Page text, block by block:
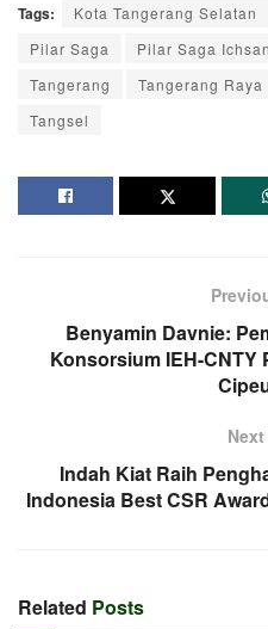
Tags: Kota Tangerang Selatan
Pilar Saga
Pilar Saga Ichsan
Tangerang
Tangerang Raya
Tangsel
Benyamin Davnie:
Konsorsium IEH-CNTY
Indah Kiat Raih
Indonesia Best CSR
Related Posts